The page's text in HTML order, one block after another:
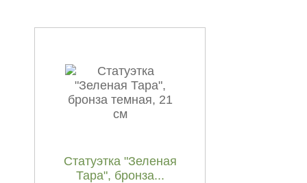
Кубера на драконе,
белый металл, 20 см
9 000 руб.
Статуэтка "Зеленая
Тара", бронза...